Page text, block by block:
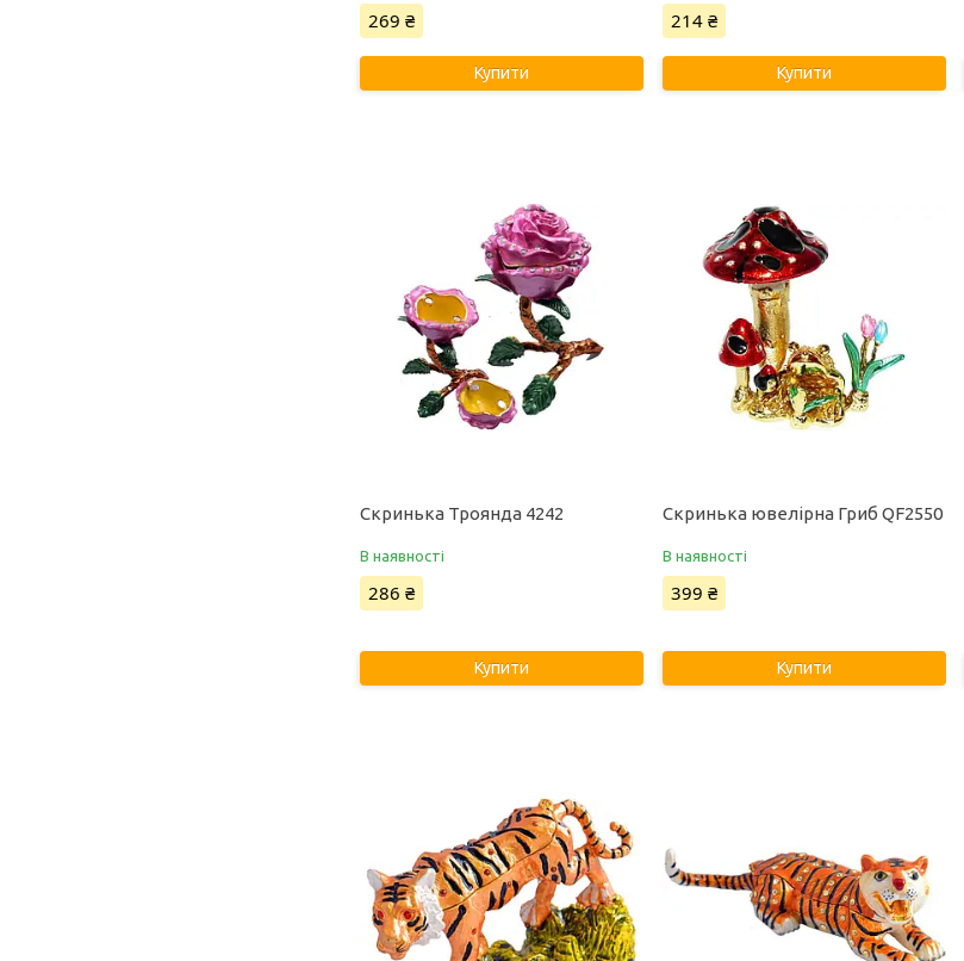
269 ₴
Купити
214 ₴
Купити
Скринька Троянда 4242
В наявності
286 ₴
Купити
Скринька ювелірна Гриб QF2550
В наявності
399 ₴
Купити